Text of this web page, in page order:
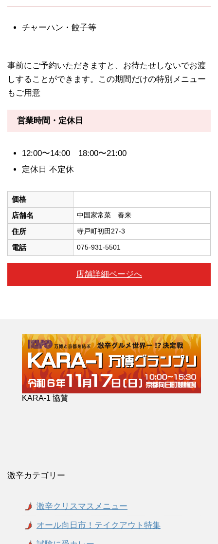
チャーハン・餃子等
事前にご予約いただきますと、お待たせしないでお渡
しすることができます。この期間だけの特別メニュー
もご用意
営業時間・定休日
12:00〜14:00 18:00〜21:00
定休日 不定休
価格
店舗名
中国家常菜 春来
住所 寺戸町初田27-3
電話 075-931-5501
店舗詳細ページへ
KARA-1 協賛
激辛カテゴリー
激辛クリスマスメニュー
オール向日市！テイクアウト特集